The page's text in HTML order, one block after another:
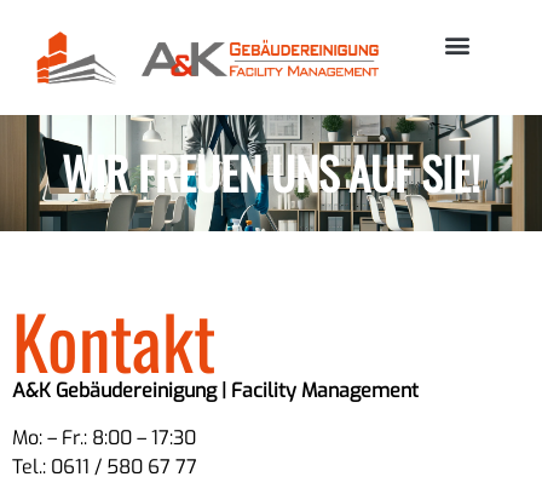
WIR FREUEN UNS AUF SIE!
Kontakt
A&K Gebäudereinigung | Facility Management
Mo: – Fr.: 8:00 – 17:30
Tel.: 0611 / 580 67 77